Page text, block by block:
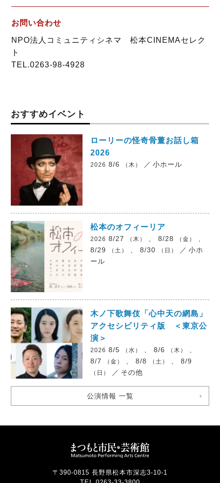
お問い合わせ
NPO法人コミュニティシネマ 松本CINEMAセレク
ト
TEL.0263-98-4928
おすすめイベント
ローリーの怪奇骨董お話し箱
2026
2026 8/6 （木） ／ 小ホール
松本のオフィーリア
2026 8/27 （木） 、 8/28 （金）
8/29
（土） 、 8/30 （日） ／ 小ホ
ール
木ノ下歌舞伎「心中天の網島」
アクセシビリティ版 ＜東京公
演＞
2026 8/5 （水） 、 8/6 （木）
、
8/7
（金） 、 8/8 （土） 、 8/9
（日） ／ その他
公演情報 一覧
〒390-0815 長野県松本市深志3-10-1